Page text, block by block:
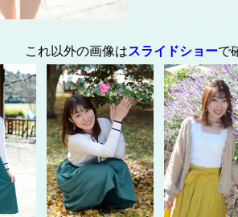
これ以外の画像はスライドショーで